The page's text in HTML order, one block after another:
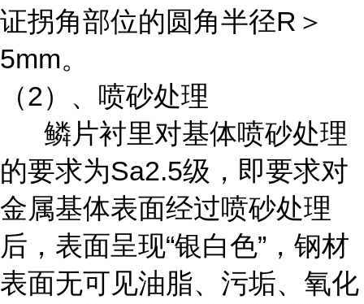
证拐角部位的圆角半径R＞
5mm。
（2）、喷砂处理
鳞片衬里对基体喷砂处理
的要求为Sa2.5级，即要求对
金属基体表面经过喷砂处理
后，表面呈现“银白色”，钢材
表面无可见油脂、污垢、氧化